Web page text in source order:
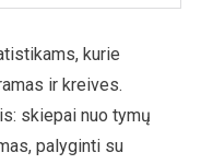
kurie
ir kreives.
skiepai nuo tymų
palyginti su